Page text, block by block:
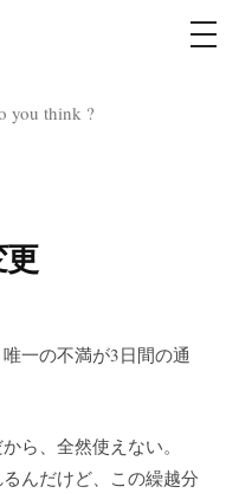
think ?
メ
ニ
一の不満が3日間の通
ら、全然使えない。
んだけど、この繰越分